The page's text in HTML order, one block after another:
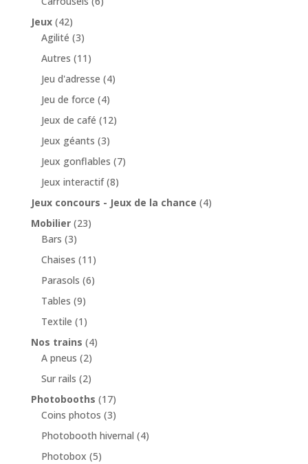
Jeux (42)
Agilité (3)
Autres (11)
Jeu d'adresse (4)
Jeu de force (4)
Jeux de café (12)
Jeux géants (3)
Jeux gonflables (7)
Jeux interactif (8)
Jeux concours - Jeux de la chance (4)
Mobilier (23)
Bars (3)
Chaises (11)
Parasols (6)
Tables (9)
Textile (1)
Nos trains (4)
A pneus (2)
Sur rails (2)
Photobooths (17)
Coins photos (3)
Photobooth hivernal (4)
Photobox (5)